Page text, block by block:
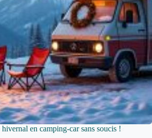
en camping-car sans soucis !